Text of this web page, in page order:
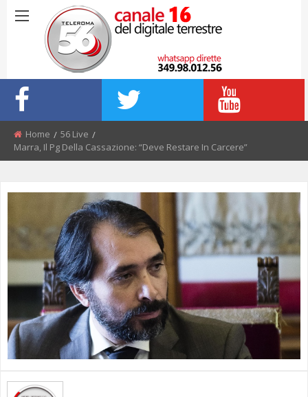
Home
56 Live
Marra, Il Pg Della Cassazione: “Deve Restare In Carcere”